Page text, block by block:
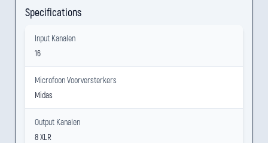
Specifications
Input Kanalen
16
Microfoon Voorversterkers
Midas
Output Kanalen
8 XLR